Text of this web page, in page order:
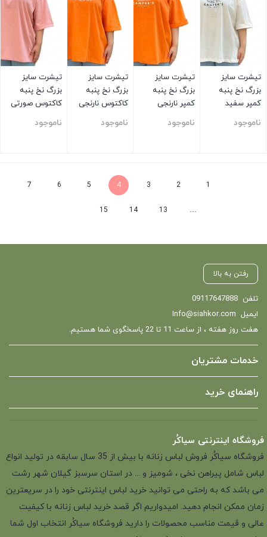
تیشرت سایز
بزرگ نخ پنبه
کمپر سفید
ناموجود
تیشرت سایز
بزرگ نخ پنبه
کمپر نارنجی
ناموجود
تیشرت سایز
بزرگ نخ پنبه
کاکتوس نارنجی
ناموجود
تیشرت سایز
بزرگ نخ پنبه
کاکتوس صورتی
ناموجود
1
2
3
4
5
6
7
…
13
14
15
رفتن به بالا
تلفن 09117647888
ایمیل Info@siahkor.com
هفت روز هفته ، از ساعت 11 تا 22 پاسخگوی شما هستیم.
خدمات مشتریان
راهنمای خرید
فروشگاه اینترنتی سیاکُر
فروشگاه سیاکُر فروش لباس زنانه با بیش از 35 سال سابقه در تولید انواع
لباس شامل پیراهن نخی ، شومیز و ... در استان سرسبز گیلان شهر رشت
می باشد که به راحتی می توانید خرید لباس اینترنتی خود را در سریعترین
زمان ممکن انجام دهید. امیدواریم اگر قصد خرید لباس زنانه با کیفیت
عالی و قیمت مناسب محصولات را دارید فروشگاه سیاکُر انتخاب اول شما